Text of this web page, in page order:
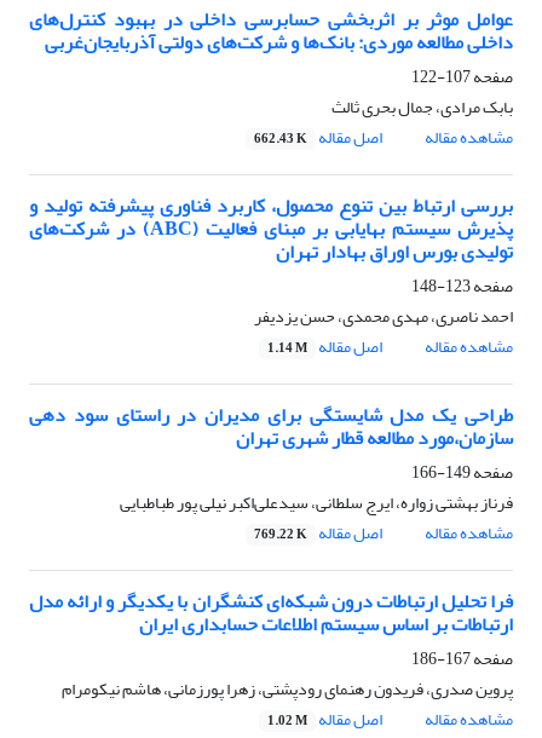
عوامل موثر بر اثربخشی حسابرسی داخلی در بهبود کنترل‌های
داخلی مطالعه موردی: بانک‌ها و شرکت‌های دولتی آذربایجان‌غربی
صفحه107-122
بابک مرادی، جمال بحری ثالث
مشاهده مقاله
اصل مقاله 662.43 K
بررسی ارتباط بین تنوع محصول، کاربرد فناوری پیشرفته تولید و
پذیرش سیستم بهایابی بر مبنای فعالیت (ABC) در شرکت‌های
تولیدی بورس اوراق بهادار تهران
صفحه123-148
احمد ناصری، مهدی محمدی، حسن یزدیفر
مشاهده مقاله
اصل مقاله 1.14 M
طراحی یک مدل شایستگی برای مدیران در راستای سود دهی
سازمان،مورد مطالعه قطار شهری تهران
صفحه149-166
فرناز بهشتی زواره، ایرج سلطانی، سیدعلی‌اکبر نیلی پور طباطبایی
مشاهده مقاله
اصل مقاله 769.22 K
فرا تحلیل ارتباطات درون شبکه‌ای کنشگران با یکدیگر و ارائه مدل
ارتباطات بر اساس سیستم اطلاعات حسابداری ایران
صفحه167-186
پروین صدری، فریدون رهنمای رودپشتی، زهرا پورزمانی، هاشم نیکومرام
مشاهده مقاله
اصل مقاله 1.02 M